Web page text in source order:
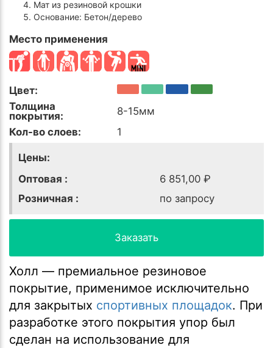
Мат из резиновой крошки
Основание: Бетон/дерево
Место применения
Цвет:
Толщина
покрытия:
8-15мм
Кол-во слоев:
1
Цены:
Оптовая :
6 851,00 ₽
Розничная :
по запросу
Заказать
Холл — премиальное резиновое
покрытие, применимое исключительно
для закрытых спортивных площадок. При
разработке этого покрытия упор был
сделан на использование для